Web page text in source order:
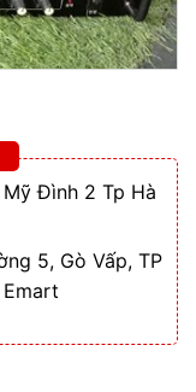
Đình 2 Tp Hà
5, Gò Vấp, TP